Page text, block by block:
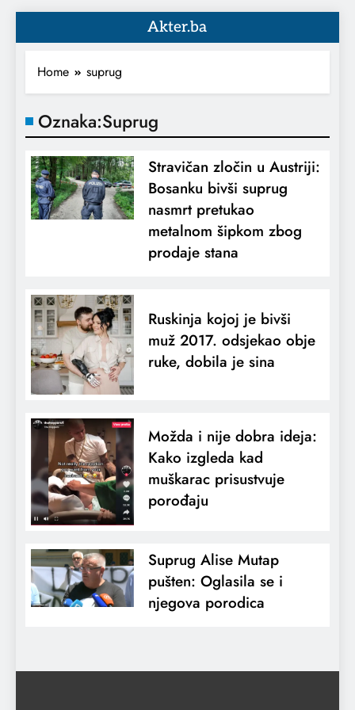
Akter.ba
Home suprug
Oznaka:Suprug
Stravičan zločin u Austriji:
Bosanku bivši suprug
nasmrt pretukao
metalnom šipkom zbog
prodaje stana
Ruskinja kojoj je bivši
muž 2017. odsjekao obje
ruke, dobila je sina
Možda i nije dobra ideja:
Kako izgleda kad
muškarac prisustvuje
porođaju
Suprug Alise Mutap
pušten: Oglasila se i
njegova porodica